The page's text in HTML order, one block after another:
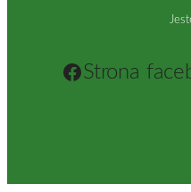
Strona